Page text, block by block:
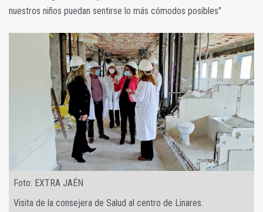
nuestros niños puedan sentirse lo más cómodos posibles"
Foto: EXTRA JAÉN
Visita de la consejera de Salud al centro de Linares.